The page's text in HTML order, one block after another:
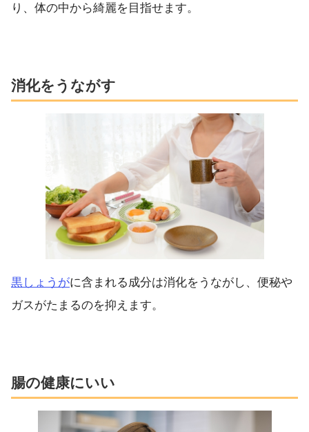
り、体の中から綺麗を目指せます。
消化をうながす
黒しょうがに含まれる成分は消化をうながし、便秘や
ガスがたまるのを抑えます。
腸の健康にいい